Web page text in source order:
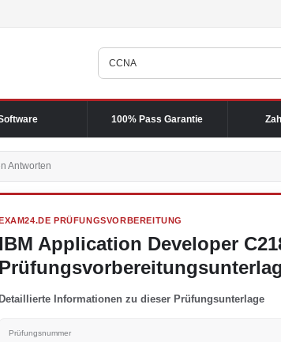
100% Pass Garantie
Antworten
PRÜFUNGSVORBEREITUNG
IBM Application Developer
Detaillierte Informationen zu dieser Prüfungsunterlage
Prüfungsnummer